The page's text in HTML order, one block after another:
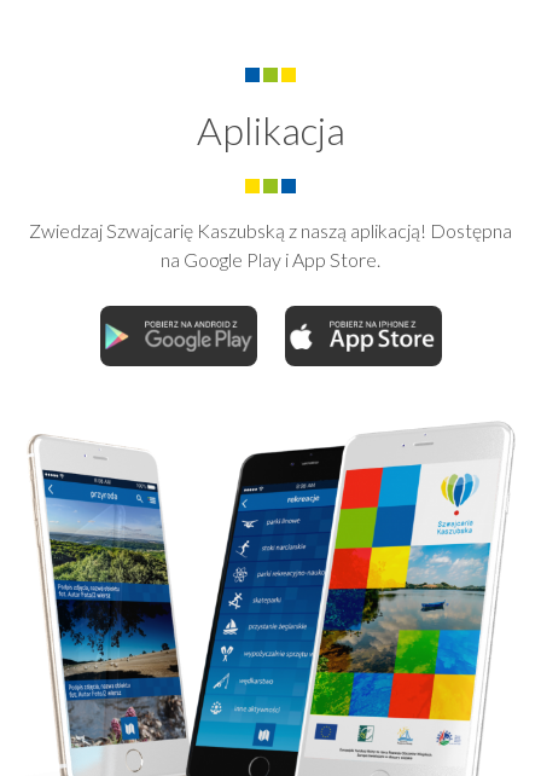
Aplikacja
Zwiedzaj Szwajcarię Kaszubską z naszą aplikacją! Dostępna
na Google Play i App Store.